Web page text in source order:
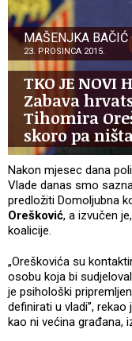
MAŠENJKA BAČIĆ
23. PROSINCA 2015.
TKO JE NOVI
Zabava
Tihomira
skoro pa
Nakon mjesec dana
Vlade danas smo
predložiti Domoljubna
Orešković, a izvučen
koalicije.
„Oreškovića su
osobu koja bi
je psihološki
definirati u vladi”,
kao ni većina građana,